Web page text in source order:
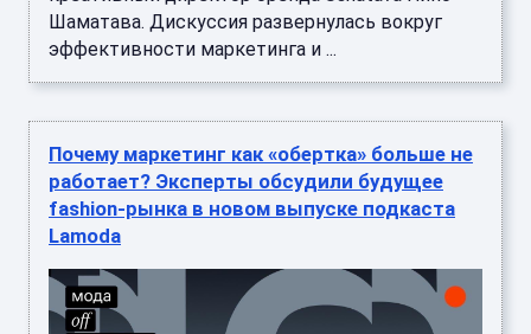
Шаматава. Дискуссия развернулась вокруг
эффективности маркетинга и ...
Почему маркетинг как «обертка» больше не
работает? Эксперты обсудили будущее
fashion-рынка в новом выпуске подкаста
Lamoda